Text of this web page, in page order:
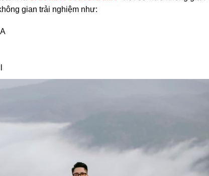
gian trải nghiệm như: